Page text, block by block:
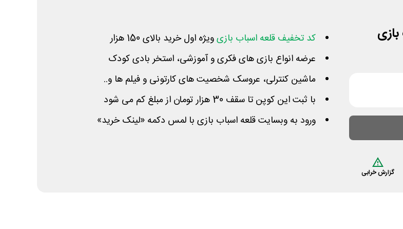
گزارش خرابی
کد تخفیف قلعه اسباب بازیویژه اول خرید بالای 150 هزار
عرضه انواع بازی های فکری و آموزشی، استخر بادی کودک
ماشین کنترلی، عروسک شخصیت های کارتونی و فیلم ها و..
با ثبت این کوپن تا سقف 30 هزار تومان از مبلغ کم می شود
ورود به وبسایت قلعه اسباب بازی با لمس دکمه «لینک خرید»